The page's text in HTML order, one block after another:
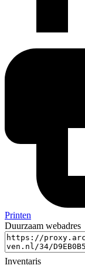
Printen
Duurzaam webadres
Inventaris